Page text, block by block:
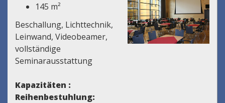
145 m²
Beschallung, Lichttechnik,
Leinwand, Videobeamer,
vollständige
Seminarausstattung
Kapazitäten :
Reihenbestuhlung: